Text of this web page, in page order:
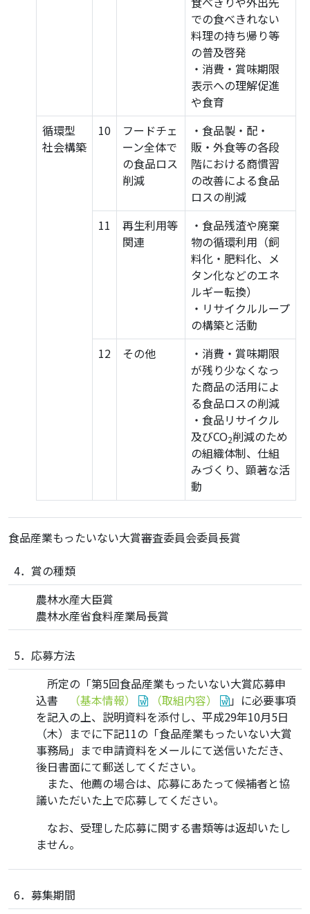
での食べきれない
料理の持ち帰り等
の普及啓発
・消費・賞味期限
表示への理解促進
や食育
循環型
社会構築
10
フードチェ
ーン全体で
の食品ロス
削減
・食品製・配・
販・外食等の各段
階における商慣習
の改善による食品
ロスの削減
11
再生利用等
関連
・食品残渣や廃棄
物の循環利用（飼
料化・肥料化、メ
タン化などのエネ
ルギー転換）
・リサイクルループ
の構築と活動
12
その他
・消費・賞味期限
が残り少なくなっ
た商品の活用によ
る食品ロスの削減
・食品リサイクル
及びCO2削減のため
の組織体制、仕組
みづくり、顕著な活
動
食品産業もったいない大賞審査委員会委員長賞
4．賞の種類
農林水産大臣賞
農林水産省食料産業局長賞
5．応募方法
所定の「第5回食品産業もったいない大賞応募申
込書
（基本情報） （取組内容）
」に必要事項
を記入の上、説明資料を添付し、平成29年10月5日
（木）までに下記11の「食品産業もったいない大賞
事務局」まで申請資料をメールにて送信いただき、
後日書面にて郵送してください。
また、他薦の場合は、応募にあたって候補者と協
議いただいた上で応募してください。
なお、受理した応募に関する書類等は返却いたし
ません。
6．募集期間